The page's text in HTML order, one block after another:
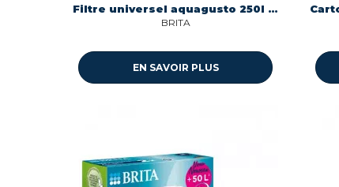
Filtre universel aquagusto 250l pack 1 Brita 1018881
BRITA
EN SAVOIR PLUS